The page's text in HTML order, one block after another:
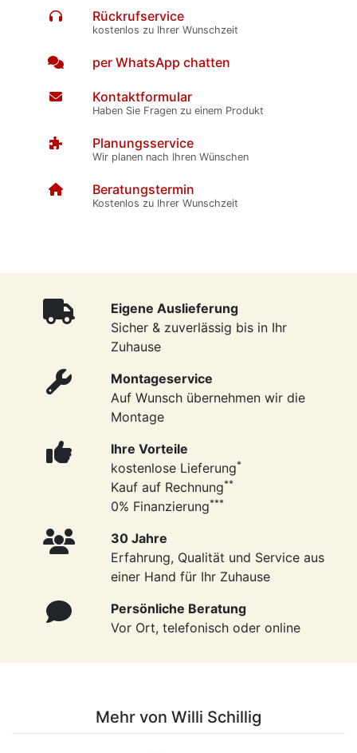
Rückrufservice
kostenlos zu Ihrer Wunschzeit
per WhatsApp chatten
Kontaktformular
Haben Sie Fragen zu einem Produkt
Planungsservice
Wir planen nach Ihren Wünschen
Beratungstermin
Kostenlos zu Ihrer Wunschzeit
Eigene Auslieferung
Sicher & zuverlässig bis in Ihr
Zuhause
Montageservice
Auf Wunsch übernehmen wir die
Montage
Ihre Vorteile
kostenlose Lieferung*
Kauf auf Rechnung**
0% Finanzierung***
30 Jahre
Erfahrung, Qualität und Service aus
einer Hand für Ihr Zuhause
Persönliche Beratung
Vor Ort, telefonisch oder online
Mehr von Willi Schillig